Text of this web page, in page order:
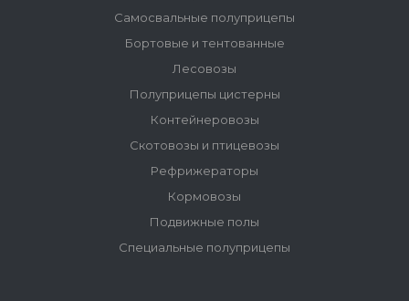
Самосвальные полуприцепы
Бортовые и тентованные
Лесовозы
Полуприцепы цистерны
Контейнеровозы
Скотовозы и птицевозы
Рефрижераторы
Кормовозы
Подвижные полы
Специальные полуприцепы